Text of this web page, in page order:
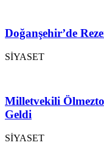
Doğanşehir’de
SİYASET
Milletvekili
Geldi
SİYASET